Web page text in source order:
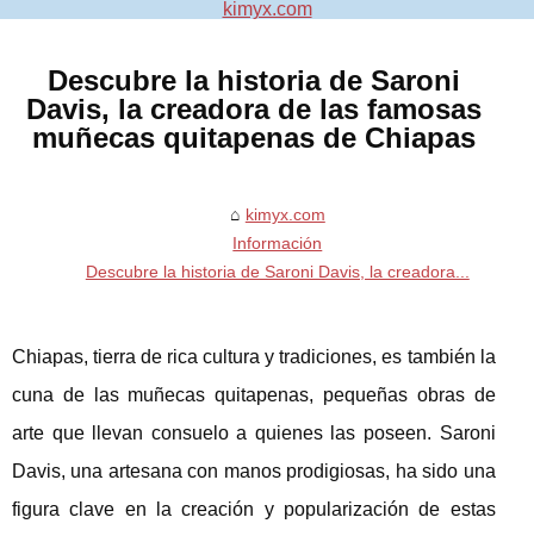
Descubre la historia de Saroni
Davis, la creadora de las famosas
muñecas quitapenas de Chiapas
kimyx.com
Información
Descubre la historia de Saroni Davis, la creadora...
Chiapas, tierra de rica cultura y tradiciones, es también la
cuna de las muñecas quitapenas, pequeñas obras de
arte que llevan consuelo a quienes las poseen. Saroni
Davis, una artesana con manos prodigiosas, ha sido una
figura clave en la creación y popularización de estas
kimyx.com